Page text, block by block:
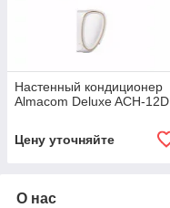
Настенный кондиционер
Almacom Deluxe ACH-12D
Цену уточняйте
О нас